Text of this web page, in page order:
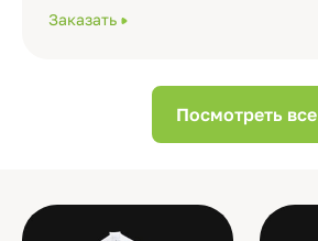
Заказать
Посмотреть все